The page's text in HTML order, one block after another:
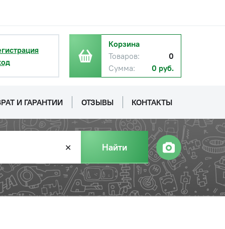
Корзина
Товаров:
0
Сумма:
0 руб.
И ГАРАНТИИ ОТЗЫВЫ КОНТАКТЫ
✕ Найти